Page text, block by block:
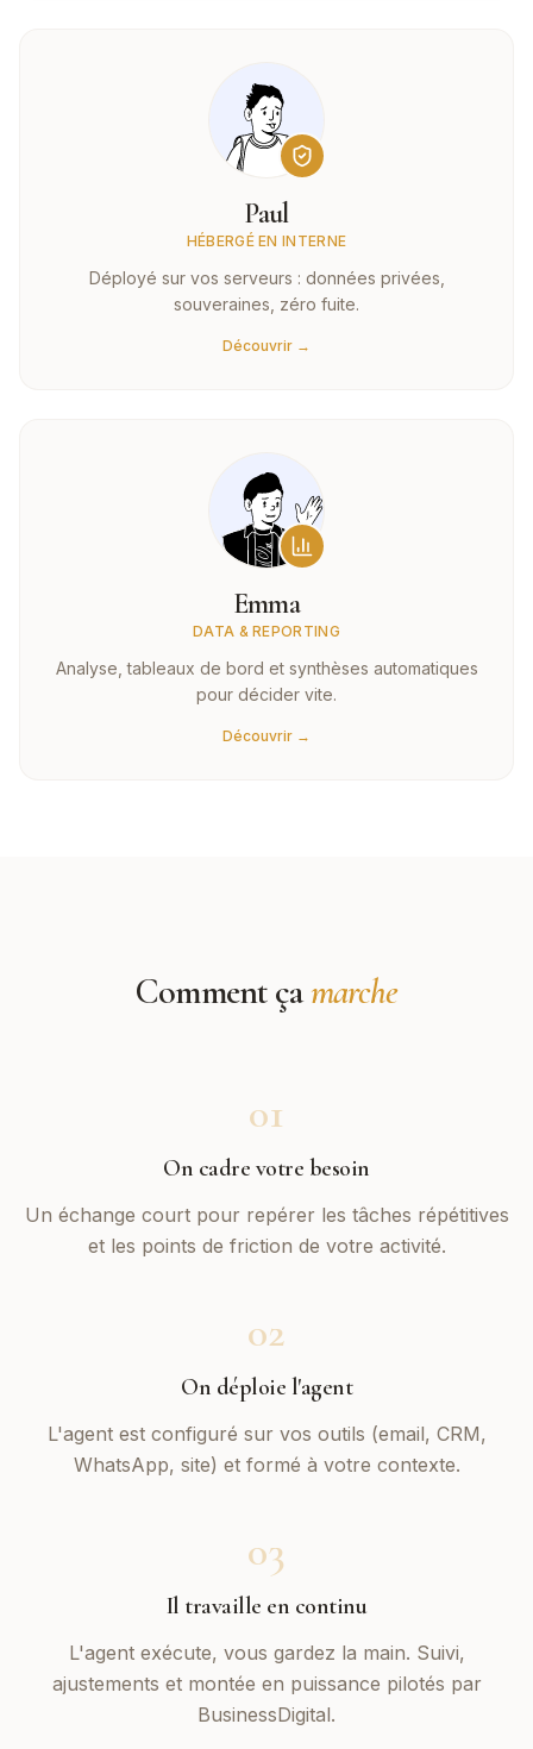
Paul
HÉBERGÉ EN INTERNE
Déployé sur vos serveurs : données privées,
souveraines, zéro fuite.
Découvrir →
Emma
DATA & REPORTING
Analyse, tableaux de bord et synthèses automatiques
pour décider vite.
Découvrir →
Comment çamarche
01
On cadre votre besoin
Un échange court pour repérer les tâches répétitives
et les points de friction de votre activité.
02
On déploie l'agent
L'agent est configuré sur vos outils (email, CRM,
WhatsApp, site) et formé à votre contexte.
03
Il travaille en continu
L'agent exécute, vous gardez la main. Suivi,
ajustements et montée en puissance pilotés par
BusinessDigital.